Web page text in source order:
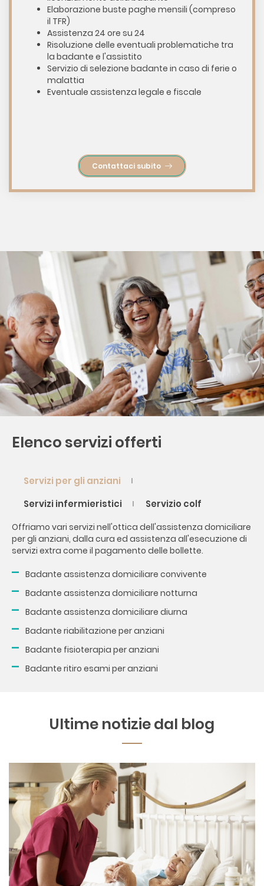
Elaborazione buste paghe mensili (compreso
il TFR)
Assistenza 24 ore su 24
Risoluzione delle eventuali problematiche tra
la badante e l'assistito
Servizio di selezione badante in caso di ferie o
malattia
Eventuale assistenza legale e fiscale
Contattaci subito
Elenco servizi offerti
Servizi per gli anziani
Servizi infermieristici
Servizio colf
Offriamo vari servizi nell'ottica dell'assistenza domiciliare
per gli anziani, dalla cura ed assistenza all'esecuzione di
servizi extra come il pagamento delle bollette.
Badante assistenza domiciliare convivente
Badante assistenza domiciliare notturna
Badante assistenza domiciliare diurna
Badante riabilitazione per anziani
Badante fisioterapia per anziani
Badante ritiro esami per anziani
Ultime notizie dal blog